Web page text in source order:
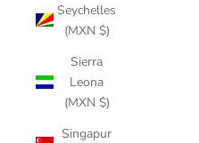
Seychelles
(MXN $)
Sierra
Leona
(MXN $)
Singapur